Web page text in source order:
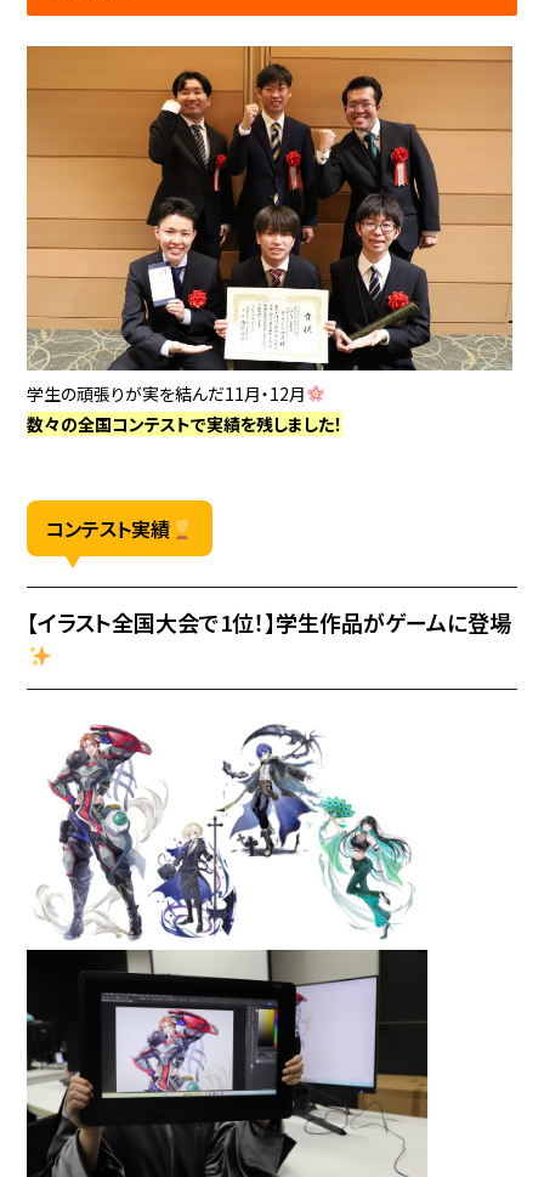
学生の頑張りが実を結んだ11月・12月
数々の全国コンテストで実績を残しました！
コンテスト実績
【イラスト全国大会で1位！】学生作品がゲームに登場